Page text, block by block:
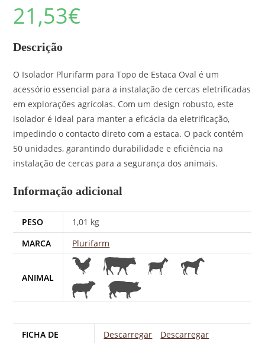
21,53€
Descrição
O Isolador Plurifarm para Topo de Estaca Oval é um
acessório essencial para a instalação de cercas eletrificadas
em explorações agrícolas. Com um design robusto, este
isolador é ideal para manter a eficácia da eletrificação,
impedindo o contacto direto com a estaca. O pack contém
50 unidades, garantindo durabilidade e eficiência na
instalação de cercas para a segurança dos animais.
Informação adicional
PESO
1,01 kg
MARCA
Plurifarm
ANIMAL
FICHA DE
Descarregar
Descarregar